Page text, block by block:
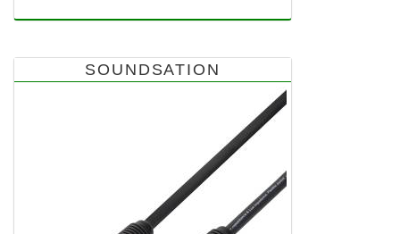
SOUNDSATION